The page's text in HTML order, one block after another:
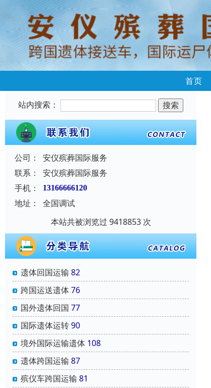
首页
站内搜索：
公司：
安仪殡葬国际服务
联系：
安仪殡葬国际服务
手机：
13166666120
地址：
全国调试
本站共被浏览过 9418853 次
遗体回国运输 82
跨国运送遗体76
国外遗体回国 77
国际遗体运转90
境外国际运输遗体 108
遗体跨国运输 87
殡仪车跨国运输 81